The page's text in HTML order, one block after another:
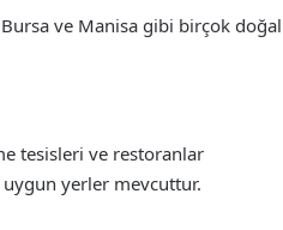
Bursa ve Manisa gibi birçok doğal
tesisleri ve restoranlar
yerler mevcuttur.